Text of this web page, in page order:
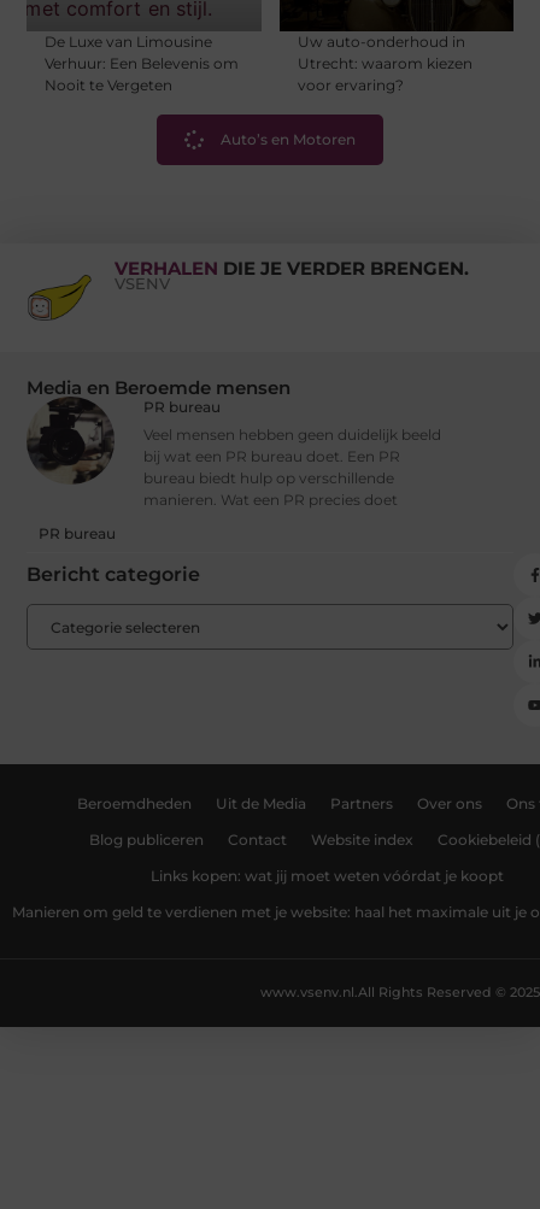
De Luxe van Limousine
Verhuur: Een Belevenis om
Nooit te Vergeten
Uw auto-onderhoud in
Utrecht: waarom kiezen
voor ervaring?
Auto’s en Motoren
VERHALEN DIE JE VERDER BRENGEN.
VSENV
Media en Beroemde mensen
PR bureau
Veel mensen hebben geen duidelijk beeld
bij wat een PR bureau doet. Een PR
bureau biedt hulp op verschillende
manieren. Wat een PR precies doet
PR bureau
Bericht categorie
Beroemdheden Uit de Media Partners Over ons Ons
Blog publiceren Contact Website index Cookiebeleid
Links kopen: wat jij moet weten vóórdat je koopt
Manieren om geld te verdienen met je website: haal het maximale uit je
All Rights Reserved © 2025
www.vsenv.nl.